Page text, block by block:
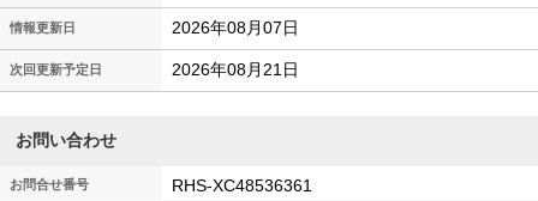
情報更新日 2026年08月07日
次回更新予定日 2026年08月21日
お問い合わせ
お問合せ番号 RHS-XC48536361